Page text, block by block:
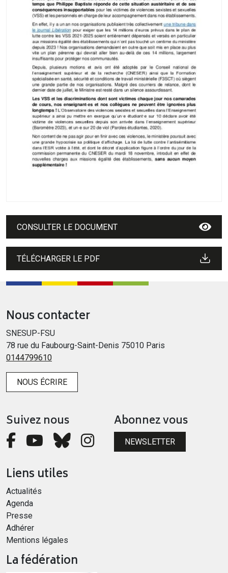
CONSULTER LE DOCUMENT
TÉLÉCHARGER LE PDF
Nous contacter
SNESUP-FSU
78 rue du Faubourg-Saint-Denis 75010 Paris
0144799610
NOUS ÉCRIRE
Suivez nous Abonnez vous
NEWSLETTER
Liens utiles
Actualités
Agenda
Presse
Adhérer
Mentions légales
La fédération